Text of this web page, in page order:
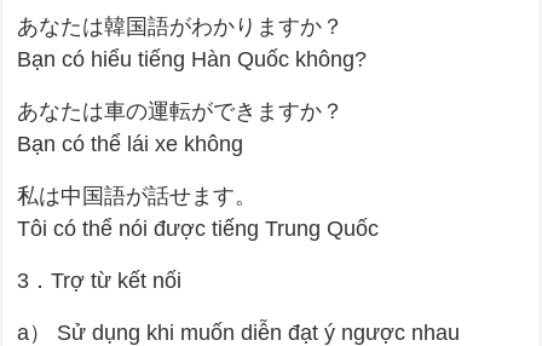
あなたは韓国語がわかりますか？
Bạn có hiểu tiếng Hàn Quốc không?
あなたは車の運転ができますか？
Bạn có thể lái xe không
私は中国語が話せます。
Tôi có thể nói được tiếng Trung Quốc
3．Trợ từ kết nối
a） Sử dụng khi muốn diễn đạt ý ngược nhau